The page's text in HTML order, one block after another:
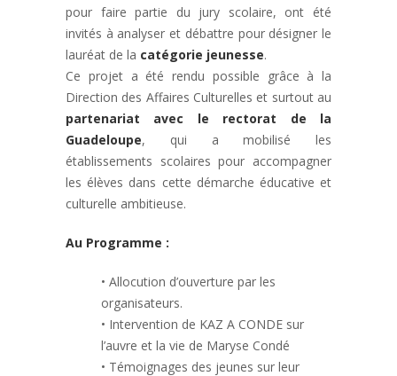
pour faire partie du jury scolaire, ont été
invités à analyser et débattre pour désigner le
lauréat de la catégorie jeunesse.
Ce projet a été rendu possible grâce à la
Direction des Affaires Culturelles et surtout au
partenariat avec le rectorat de la
Guadeloupe, qui a mobilisé les
établissements scolaires pour accompagner
les élèves dans cette démarche éducative et
culturelle ambitieuse.
Au Programme :
• Allocution d’ouverture par les
organisateurs.
• Intervention de KAZ A CONDE sur
l’auvre et la vie de Maryse Condé
• Témoignages des jeunes sur leur